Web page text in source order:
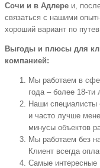
Сочи и в Адлере и,
связаться с нашими
хороший вариант по
Выгоды и плюсы для
компанией:
Мы работаем в
года – более 18-ти
Наши специалисты
и часто лучше
минусы объектов
Мы работаем без
Клиент всегда
Самые интересные